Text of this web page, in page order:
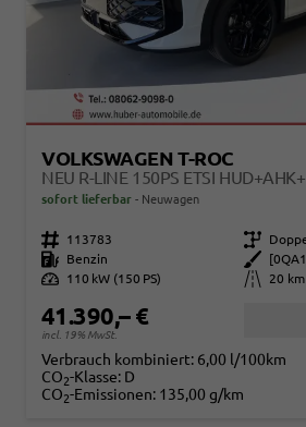
VOLKSWAGEN T-ROC
sofort lieferbar Neuwagen
Fahrzeugnr. 113783 Getriebe
Kraftstoff
Benzin Außenfarbe
Leistung
110 kW (150 PS) Kilometerstand 20 km
41.390,– €
incl. 19% MwSt.
Verbrauch kombiniert: 6,00 l/100km
CO2-Klasse: D
CO2-Emissionen: 135,00 g/km